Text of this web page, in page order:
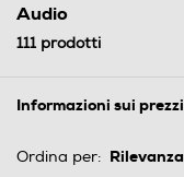
Audio
111prodotti
Informazioni sui
Ordina per: